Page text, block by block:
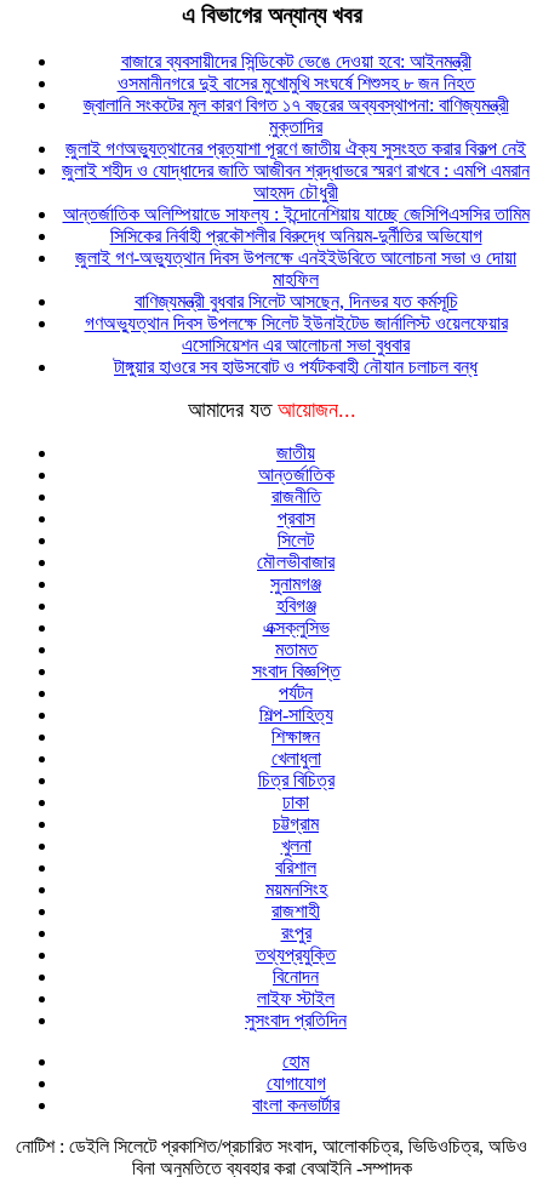
এ বিভাগের অন্যান্য খবর
বাজারে ব্যবসায়ীদের সিন্ডিকেট ভেঙে দেওয়া হবে: আইনমন্ত্রী
ওসমানীনগরে দুই বাসের মুখোমুখি সংঘর্ষে শিশুসহ ৮ জন নিহত
জ্বালানি সংকটের মূল কারণ বিগত ১৭ বছরের অব্যবস্থাপনা: বাণিজ্যমন্ত্রী
মুক্তাদির
জুলাই গণঅভ্যুত্থানের প্রত্যাশা পূরণে জাতীয় ঐক্য সুসংহত করার বিকল্প নেই
জুলাই শহীদ ও যোদ্ধাদের জাতি আজীবন শ্রদ্ধাভরে স্মরণ রাখবে : এমপি এমরান
আহমদ চৌধুরী
আন্তর্জাতিক অলিম্পিয়াডে সাফল্য : ইন্দোনেশিয়ায় যাচ্ছে জেসিপিএসসির তামিম
সিসিকের নির্বাহী প্রকৌশলীর বিরুদ্ধে অনিয়ম-দুর্নীতির অভিযোগ
জুলাই গণ-অভ্যুত্থান দিবস উপলক্ষে এনইইউবিতে আলোচনা সভা ও দোয়া
মাহফিল
বাণিজ্যমন্ত্রী বুধবার সিলেট আসছেন, দিনভর যত কর্মসূচি
গণঅভ্যুত্থান দিবস উপলক্ষে সিলেট ইউনাইটেড জার্নালিস্ট ওয়েলফেয়ার
এসোসিয়েশন এর আলোচনা সভা বুধবার
টাঙ্গুয়ার হাওরে সব হাউসবোট ও পর্যটকবাহী নৌযান চলাচল বন্ধ
আমাদের যত আয়োজন...
জাতীয়
আন্তর্জাতিক
রাজনীতি
প্রবাস
সিলেট
মৌলভীবাজার
সুনামগঞ্জ
হবিগঞ্জ
এক্সক্লুসিভ
মতামত
সংবাদ বিজ্ঞপ্তি
পর্যটন
শিল্প-সাহিত্য
শিক্ষাঙ্গন
খেলাধুলা
চিত্র বিচিত্র
ঢাকা
চট্টগ্রাম
খুলনা
বরিশাল
ময়মনসিংহ
রাজশাহী
রংপুর
তথ্যপ্রযুক্তি
বিনোদন
লাইফ স্টাইল
সুসংবাদ প্রতিদিন
হোম
যোগাযোগ
বাংলা কনভার্টার
নোটিশ : ডেইলি সিলেটে প্রকাশিত/প্রচারিত সংবাদ, আলোকচিত্র, ভিডিওচিত্র, অডিও
বিনা অনুমতিতে ব্যবহার করা বেআইনি -সম্পাদক